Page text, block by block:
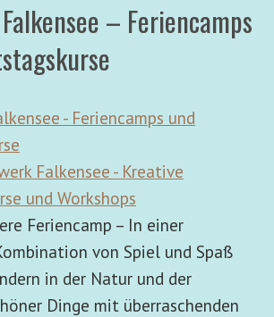
– Feriencamps
Feriencamp – In einer
von Spiel und Spaß
in der Natur und der
Dinge mit überraschenden